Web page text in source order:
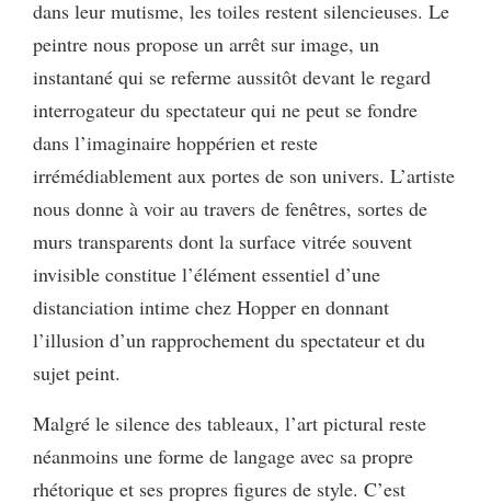
dans leur mutisme, les toiles restent silencieuses. Le
peintre nous propose un arrêt sur image, un
instantané qui se referme aussitôt devant le regard
interrogateur du spectateur qui ne peut se fondre
dans l’imaginaire hoppérien et reste
irrémédiablement aux portes de son univers. L’artiste
nous donne à voir au travers de fenêtres, sortes de
murs transparents dont la surface vitrée souvent
invisible constitue l’élément essentiel d’une
distanciation intime chez Hopper en donnant
l’illusion d’un rapprochement du spectateur et du
sujet peint.
Malgré le silence des tableaux, l’art pictural reste
néanmoins une forme de langage avec sa propre
rhétorique et ses propres figures de style. C’est